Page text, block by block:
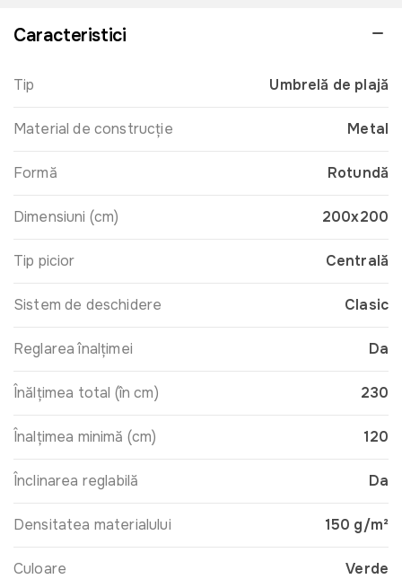
Caracteristici
Tip Umbrelă de plajă
Material de construcție Metal
Formă Rotundă
Dimensiuni (cm) 200x200
Tip picior Centrală
Sistem de deschidere Clasic
Reglarea înalțimei Da
Înălțimea total (în cm) 230
Înalțimea minimă (cm) 120
Înclinarea reglabilă Da
Densitatea materialului 150 g/m²
Culoare Verde